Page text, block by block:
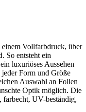
Vollfarbdruck, über
So entsteht ein
luxuriöses Aussehen
Form und Größe
Auswahl an Folien
Optik möglich. Die
farbecht, UV-beständig,